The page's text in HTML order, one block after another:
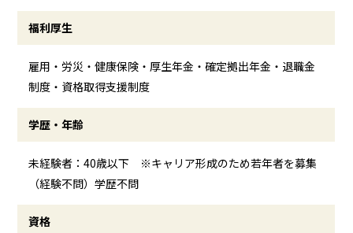
福利厚生
雇用・労災・健康保険・厚生年金・確定拠出年金・退職金
制度・資格取得支援制度
学歴・年齢
未経験者：40歳以下 ※キャリア形成のため若年者を募集
（経験不問）学歴不問
資格